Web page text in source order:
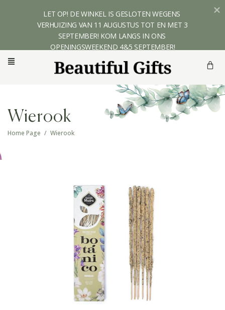
Wierook
Home Page / Wierook
LET OP! DE WINKEL IS GESLOTEN WEGENS
VERHUIZING VAN 11 AUGUSTUS TOT EN MET 3
SEPTEMBER! KOM LANGS IN ONS
OPENINGSWEEKEND 4&5 SEPTEMBER!